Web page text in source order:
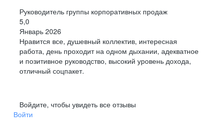
Руководитель группы корпоративных продаж
5,0
Январь 2026
Нравится все, душевный коллектив, интересная
работа, день проходит на одном дыхании, адекватное
и позитивное руководство, высокий уровень дохода,
отличный соцпакет.
Войдите, чтобы увидеть все отзывы
Войти